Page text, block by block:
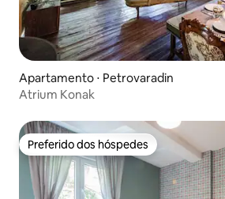
Apartamento ⋅ Petrovaradin
Atrium Konak
Preferido dos hóspedes
Preferido dos hóspedes